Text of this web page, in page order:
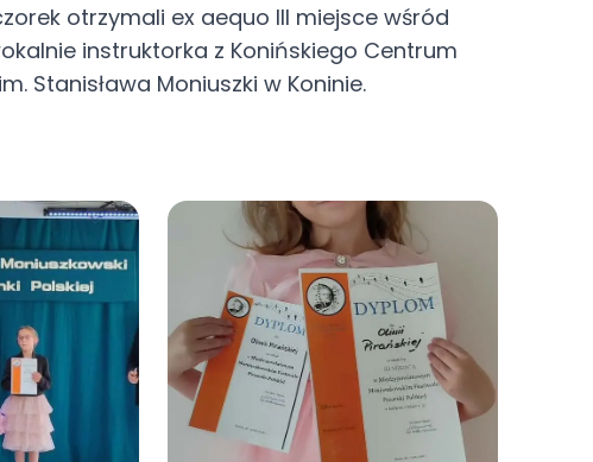
otrzymali ex aequo III miejsce wśród
instruktorka z Konińskiego Centrum
Stanisława Moniuszki w Koninie.